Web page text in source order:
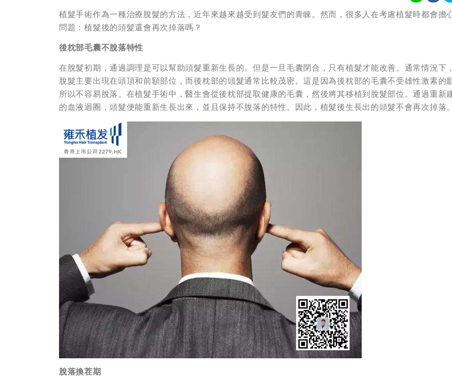
植髮手術作為一種治療脫髮的方法，近年來越來越受到髮友們的青睞。然而，很多人在考慮植髮時都會擔
問題：植髮後的頭髮還會再次掉落嗎？
後枕部毛囊不脫落特性
在脫髮初期，通過調理是可以幫助頭髮重新生長的。但是一旦毛囊閉合，只有植髮才能改善。通常情況下
脫髮主要出現在頭頂和前額部位，而後枕部的頭髮通常比較茂密。這是因為後枕部的毛囊不受雄性激素的
所以不容易脫落。在植髮手術中，醫生會從後枕部提取健康的毛囊，然後將其移植到脫髮部位。通過重新
的血液迴圈，頭髮便能重新生長出來，並且保持不脫落的特性。因此，植髮後生長出的頭髮不會再次掉落
脫落換茬期